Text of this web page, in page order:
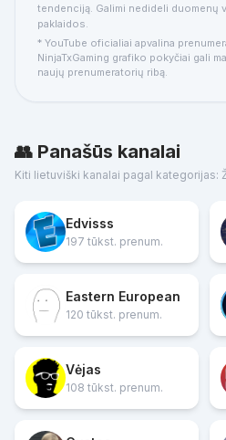
tendenciją. Galimi nedideli duomenų
paklaidos.
* YouTube oficialiai apvalina
NinjaTxGaming grafiko pokyčiai gali
naujų prenumeratorių ribą.
👥 Panašūs kanalai
Kiti lietuviški kanalai pagal kategorijas:
Edvisss
197 tūkst. prenum.
Eastern European
120 tūkst. prenum.
Vėjas
108 tūkst. prenum.